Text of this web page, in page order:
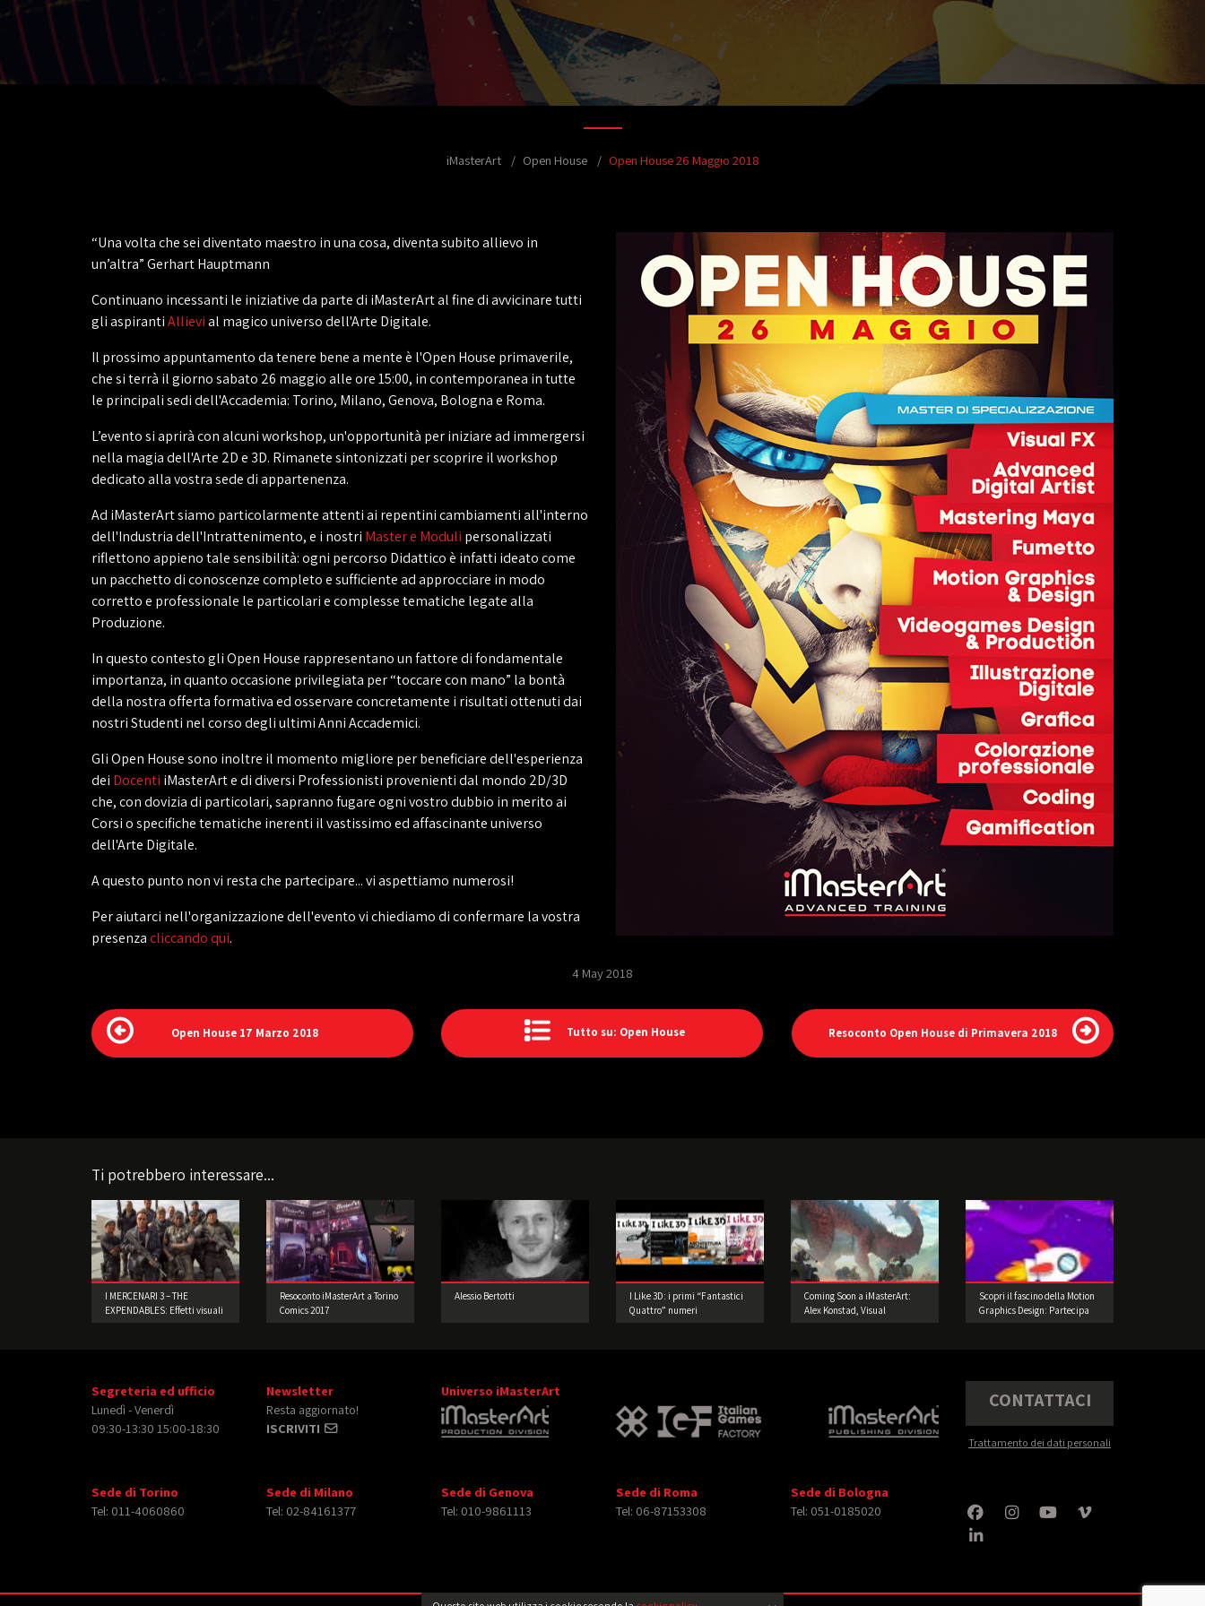
iMasterArt Open House Open House 26 Maggio 2018
“Una volta che sei diventato maestro in una cosa, diventa subito allievo in
un’altra” Gerhart Hauptmann
Continuano incessanti le iniziative da parte di iMasterArt al fine di avvicinare tutti
gli aspirantiAllievial magico universo dell'Arte Digitale.
Il prossimo appuntamento da tenere bene a mente è l'Open House primaverile,
che si terrà il giorno sabato 26 maggio alle ore 15:00, in contemporanea in tutte
le principali sedi dell'Accademia: Torino, Milano, Genova, Bologna e Roma.
L’evento si aprirà con alcuni workshop, un'opportunità per iniziare ad immergersi
nella magia dell'Arte 2D e 3D. Rimanete sintonizzati per scoprire il workshop
dedicato alla vostra sede di appartenenza.
Ad iMasterArt siamo particolarmente attenti ai repentini cambiamenti all'interno
dell'Industria dell'Intrattenimento, e i nostri Master e Moduli personalizzati
riflettono appieno tale sensibilità: ogni percorso Didattico è infatti ideato come
un pacchetto di conoscenze completo e sufficiente ad approcciare in modo
corretto e professionale le particolari e complesse tematiche legate alla
Produzione.
In questo contesto gli Open House rappresentano un fattore di fondamentale
importanza, in quanto occasione privilegiata per “toccare con mano” la bontà
della nostra offerta formativa ed osservare concretamente i risultati ottenuti dai
nostri Studenti nel corso degli ultimi Anni Accademici.
Gli Open House sono inoltre il momento migliore per beneficiare dell'esperienza
dei Docenti iMasterArt e di diversi Professionisti provenienti dal mondo 2D/3D
che, con dovizia di particolari, sapranno fugare ogni vostro dubbio in merito ai
Corsi o specifiche tematiche inerenti il vastissimo ed affascinante universo
dell'Arte Digitale.
A questo punto non vi resta che partecipare... vi aspettiamo numerosi!
Per aiutarci nell'organizzazione dell'evento vi chiediamo di confermare la vostra
presenzacliccando qui.
4 May 2018
Open House 17 Marzo 2018 Tutto su: Open House Resoconto Open House di Primavera 2018
Ti potrebbero interessare...
I MERCENARI 3 – THE
EXPENDABLES: Effetti visuali
Resoconto iMasterArt a Torino
Comics 2017
Alessio Bertotti
I Like 3D: i primi “Fantastici
Quattro” numeri
Coming Soon a iMasterArt:
Alex Konstad, Visual
Scopri il fascino della Motion
Graphics Design: Partecipa
Segreteria ed ufficio
Lunedì - Venerdì
09:30-13:30 15:00-18:30
Newsletter
Resta aggiornato!
ISCRIVITI
Universo iMasterArt CONTATTACI
Trattamento dei dati personali
Sede di Torino
Tel: 011-4060860
Sede di Milano
Tel: 02-84161377
Sede di Genova
Tel: 010-9861113
Sede di Roma
Tel: 06-87153308
Sede di Bologna
Tel: 051-0185020